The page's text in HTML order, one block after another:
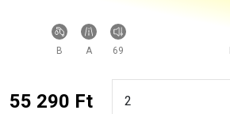
B A 69
55 290 Ft